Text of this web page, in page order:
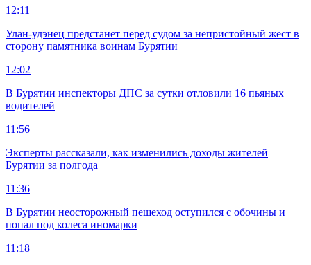
12:11
Улан-удэнец предстанет перед судом за непристойный жест в
сторону памятника воинам Бурятии
12:02
В Бурятии инспекторы ДПС за сутки отловили 16 пьяных
водителей
11:56
Эксперты рассказали, как изменились доходы жителей
Бурятии за полгода
11:36
В Бурятии неосторожный пешеход оступился с обочины и
попал под колеса иномарки
11:18